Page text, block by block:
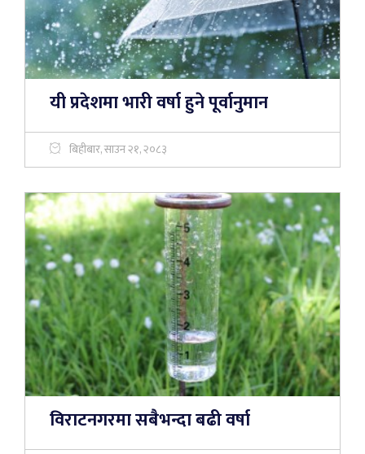
यी प्रदेशमा भारी वर्षा हुने पूर्वानुमान
बिहीबार, साउन २१, २०८३
विराटनगरमा सबैभन्दा बढी वर्षा